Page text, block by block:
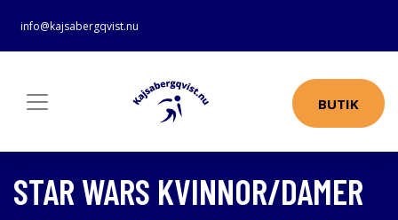
info@kajsabergqvist.nu
BUTIK
STAR WARS KVINNOR/DAMER